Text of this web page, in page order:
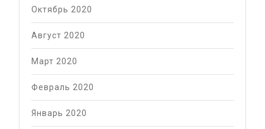
Октябрь 2020
Август 2020
Март 2020
Февраль 2020
Январь 2020